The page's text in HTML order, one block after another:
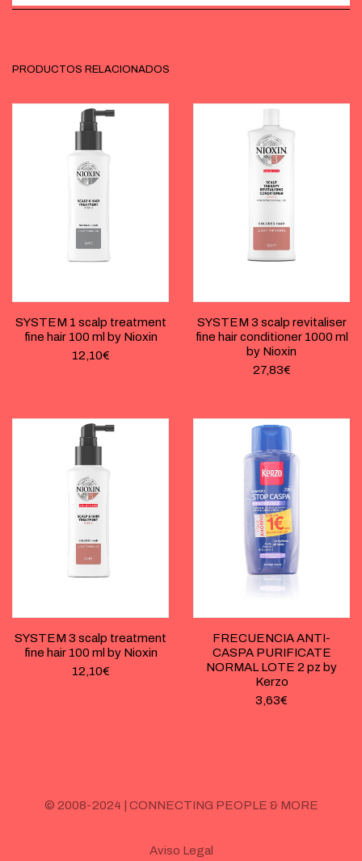
PRODUCTOS RELACIONADOS
SYSTEM 1 scalp treatment
fine hair 100 ml by Nioxin
12,10€
SYSTEM 3 scalp revitaliser
fine hair conditioner 1000 ml
by Nioxin
27,83€
SYSTEM 3 scalp treatment
fine hair 100 ml by Nioxin
12,10€
FRECUENCIA ANTI-
CASPA PURIFICATE
NORMAL LOTE 2 pz by
Kerzo
3,63€
© 2008-2024 | CONNECTING PEOPLE & MORE
Aviso Legal